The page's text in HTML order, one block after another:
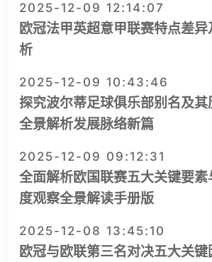
2025-12-09 12:14:07
欧冠法甲英超意甲联赛特点差
析
2025-12-09 10:43:46
探究波尔蒂足球俱乐部别名及
全景解析发展脉络新篇
2025-12-09 09:12:31
全面解析欧国联赛五大关键要
度观察全景解读手册版
2025-12-08 13:45:10
欧冠与欧联第三名对决五大关